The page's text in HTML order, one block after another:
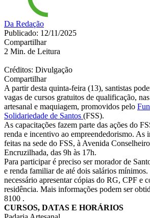
Da Redação
Publicado: 12/11/2025
Compartilhar
2 Min. de Leitura
Créditos: Divulgação
Compartilhar
A partir desta quinta-feira (13), santistas
vagas de cursos gratuitos de qualificação,
artesanal e maquiagem, promovidos pelo
Solidariedade de Santos (FSS).
As capacitações fazem parte das ações do
renda e incentivo ao empreendedorismo. As
feitas na sede do FSS, à Avenida
Encruzilhada, das 9h às 17h.
Para participar é preciso ser morador de
e renda familiar de até dois salários
necessário apresentar cópias do RG, CPF e
residência. Mais informações podem ser
8100 .
CURSOS, DATAS E HORÁRIOS